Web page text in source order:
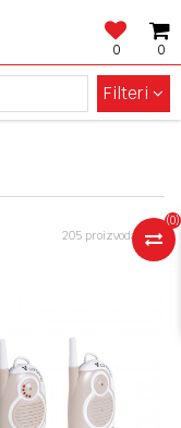
0
0
(0)
Filteri
205 proizvoda